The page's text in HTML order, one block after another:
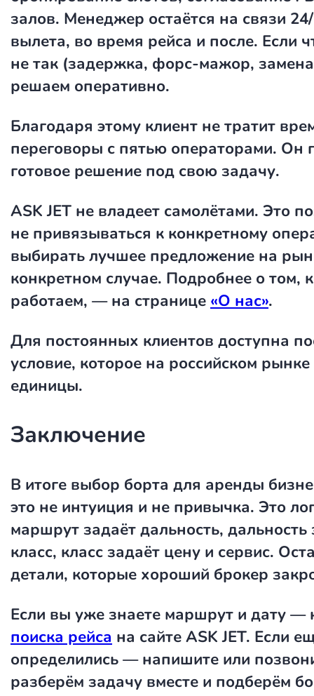
залов. Менеджер остаётся на связи
вылета, во время рейса и после. Если
не так (задержка, форс-мажор,
решаем оперативно.
Благодаря этому клиент не тратит
переговоры с пятью операторами. Он
готовое решение под свою задачу.
ASK JET не владеет самолётами. Это
не привязываться к конкретному
выбирать лучшее предложение на
конкретном случае. Подробнее о том,
работаем, — на странице «О нас».
Для постоянных клиентов доступна
условие, которое на российском
единицы.
Заключение
В итоге выбор борта для аренды
это не интуиция и не привычка. Это
маршрут задаёт дальность, дальность
класс, класс задаёт цену и сервис.
детали, которые хороший брокер
Если вы уже знаете маршрут и дату —
поиска рейса на сайте ASK JET. Если
определились — напишите или
разберём задачу вместе и подберём